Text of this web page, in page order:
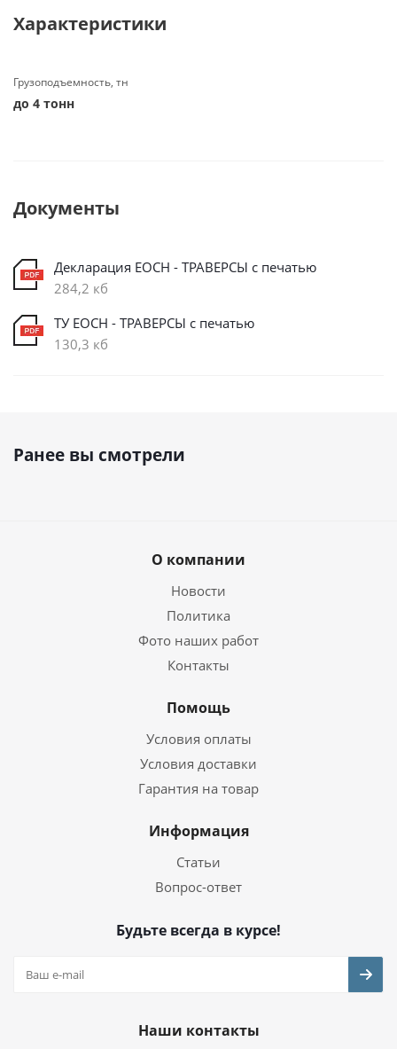
Характеристики
Грузоподъемность, тн
до 4 тонн
Документы
Декларация ЕОСН - ТРАВЕРСЫ с печатью
284,2 кб
ТУ ЕОСН - ТРАВЕРСЫ с печатью
130,3 кб
Ранее вы смотрели
О компании
Новости
Политика
Фото наших работ
Контакты
Помощь
Условия оплаты
Условия доставки
Гарантия на товар
Информация
Статьи
Вопрос-ответ
Будьте всегда в курсе!
Наши контакты